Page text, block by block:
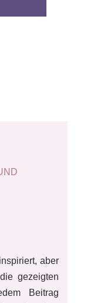
aber
gezeigten
Beitrag